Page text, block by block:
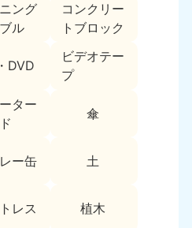
ング
ル
コンクリー
トブロック
DVD
ビデオテー
プ
ター
傘
ー缶 土
レス 植木
茨城県
050-1881-5269
9:00〜19:00 年中無休
050-1881-5259
9:00〜19:00 年中無休